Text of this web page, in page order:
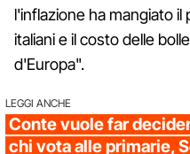
l'inflazione ha mangiato
italiani e il costo delle
d'Europa".
LEGGI ANCHE
Conte vuole far
chi vota alle primarie,